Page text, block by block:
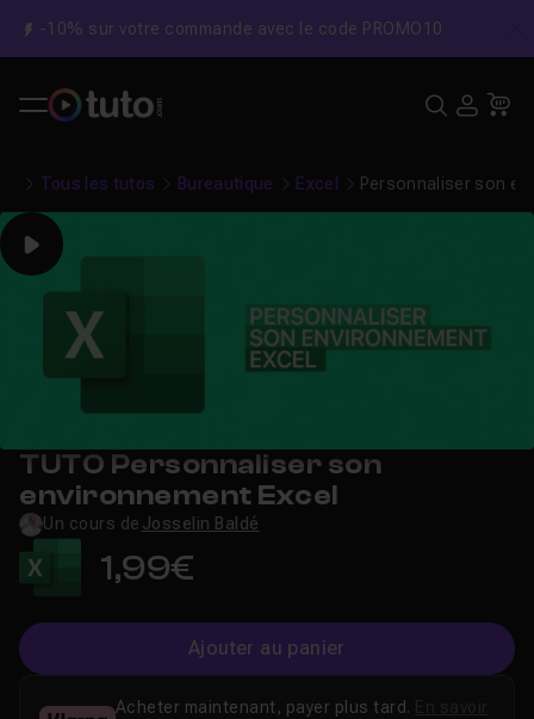
-10% sur votre commande avec le code PROMO10
Tous les tutos Bureautique Excel Personnaliser son
Play
TUTO Personnaliser son
environnement Excel
Un cours de Josselin Baldé
1,99€
Ajouter au panier
Acheter maintenant, payer plus tard.